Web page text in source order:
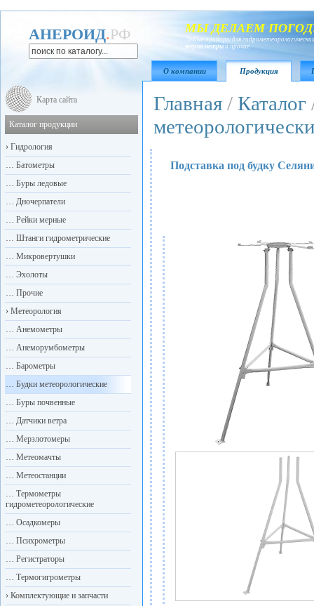
АНЕРОИД.РФ МЫ ДЕЛАЕМ
Любые приборы для
термометры и прочие
О компании Продукция
Главная / Каталог
Подставка под будку
Карта сайта
Каталог продукции
› Гидрология
… Батометры
… Буры ледовые
… Дночерпатели
… Рейки мерные
… Штанги гидрометрические
… Микровертушки
… Эхолоты
… Прочие
› Метеорология
… Анемометры
… Анеморумбометры
… Барометры
… Будки метеорологические
… Буры почвенные
… Датчики ветра
… Мерзлотомеры
… Метеомачты
… Метеостанции
… Термометры
гидрометеорологические
… Осадкомеры
… Психрометры
… Регистраторы
… Термогигрометры
› Комплектующие и запчасти